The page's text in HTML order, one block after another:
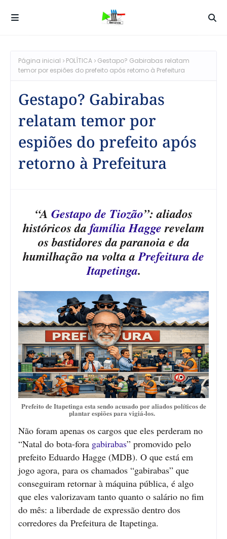
Página inicial POLÍTICA
Gestapo? Gabirabas relatam
temor por espiões do prefeito após retorno à Prefeitura
Gestapo? Gabirabas
relatam temor por
espiões do prefeito após
retorno à Prefeitura
“A Gestapo de Tiozão”: aliados
históricos da família Haggerevelam
os bastidores da paranoia e da
humilhação na volta aPrefeitura de
Itapetinga.
Prefeito de Itapetinga esta sendo acusado por aliados políticos de
plantar espiões para vigiá-los.
Não foram apenas os cargos que eles perderam no
“Natal do bota-fora gabirabas” promovido pelo
prefeito Eduardo Hagge (MDB). O que está em
jogo agora, para os chamados “gabirabas” que
conseguiram retornar à máquina pública, é algo
que eles valorizavam tanto quanto o salário no fim
do mês: a liberdade de expressão dentro dos
corredores da Prefeitura de Itapetinga.